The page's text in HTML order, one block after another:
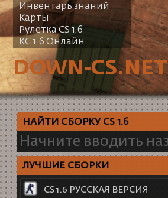
НАЙТИ СБОРКУ CS 1.6
ЛУЧШИЕ СБОРКИ
CS 1.6 РУССКАЯ ВЕРСИЯ
Инвентарь знаний
Карты
Рулетка CS 1.6
КС 1.6 Онлайн
DOWN-CS.NET